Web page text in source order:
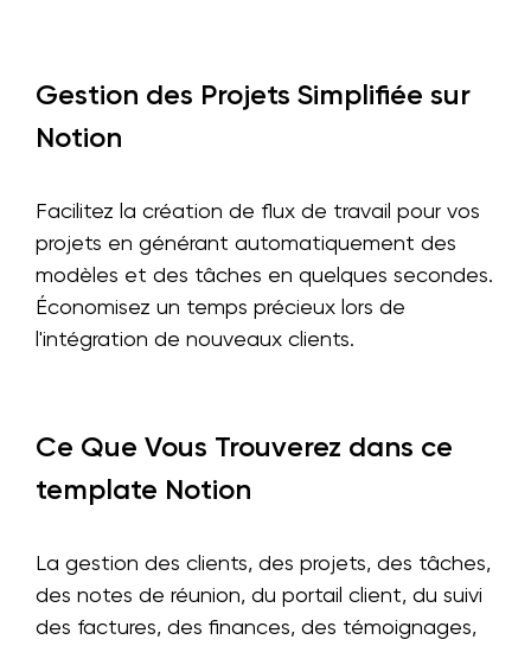
Gestion des Projets Simplifiée sur
Notion
Facilitez la création de flux de travail pour vos
projets en générant automatiquement des
modèles et des tâches en quelques secondes.
Économisez un temps précieux lors de
l'intégration de nouveaux clients.
Ce Que Vous Trouverez dans ce
template Notion
La gestion des clients, des projets, des tâches,
des notes de réunion, du portail client, du suivi
des factures, des finances, des témoignages,